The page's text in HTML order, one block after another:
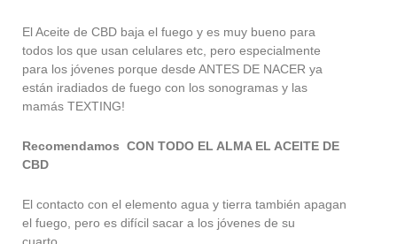
El Aceite de CBD baja el fuego y es muy bueno para
todos los que usan celulares etc, pero especialmente
para los jóvenes porque desde ANTES DE NACER ya
están iradiados de fuego con los sonogramas y las
mamás TEXTING!
Recomendamos CON TODO EL ALMA EL ACEITE DE
CBD
El contacto con el elemento agua y tierra también apagan
el fuego, pero es difícil sacar a los jóvenes de su